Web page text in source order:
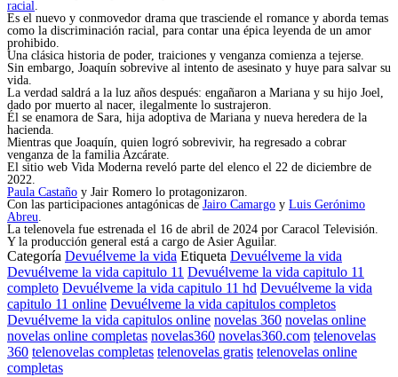
racial.
Es el nuevo y conmovedor drama que trasciende el romance y aborda temas
como la discriminación racial, para contar una épica leyenda de un amor
prohibido.
Una clásica historia de poder, traiciones y venganza comienza a tejerse.
Sin embargo, Joaquín sobrevive al intento de asesinato y huye para salvar su
vida.
La verdad saldrá a la luz años después: engañaron a Mariana y su hijo Joel,
dado por muerto al nacer, ilegalmente lo sustrajeron.
Él se enamora de Sara, hija adoptiva de Mariana y nueva heredera de la
hacienda.
Mientras que Joaquín, quien logró sobrevivir, ha regresado a cobrar
venganza de la familia Azcárate.
El sitio web Vida Moderna reveló parte del elenco el 22 de diciembre de
2022.
Paula Castaño y Jair Romero lo protagonizaron.
Con las participaciones antagónicas de Jairo Camargo y Luis Gerónimo
Abreu.
La telenovela fue estrenada el 16 de abril de 2024 por Caracol Televisión.
Y la producción general está a cargo de Asier Aguilar.
Categoría Devuélveme la vida Etiqueta Devuélveme la vida
Devuélveme la vida capitulo 11 Devuélveme la vida capitulo 11
completo Devuélveme la vida capitulo 11 hd Devuélveme la vida
capitulo 11 online Devuélveme la vida capitulos completos
Devuélveme la vida capitulos online novelas 360 novelas online
novelas online completas novelas360 novelas360.com telenovelas
360 telenovelas completas telenovelas gratis telenovelas online
completas